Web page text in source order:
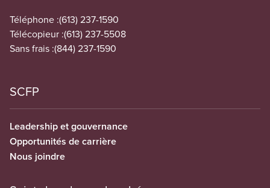
Téléphone :(613) 237-1590
Télécopieur :(613) 237-5508
Sans frais :(844) 237-1590
SCFP
Leadership et gouvernance
Opportunités de carrière
Nous joindre